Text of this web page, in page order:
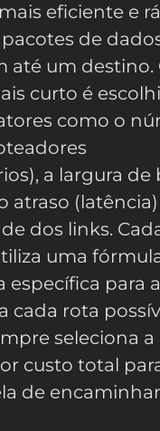
eficiente e
de
até um destino.
curto é
como o
a largura de
atraso (latência)
dos links.
uma
específica para
cada rota
seleciona a
custo total
de